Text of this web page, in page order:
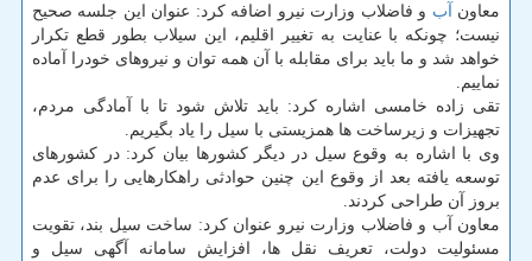
معاون آب و فاضلاب وزارت نیرو اضافه كرد: عنوان این جلسه صحیح
نیست؛ چونكه با عنایت به تغییر اقلیم، این سیلاب بطور قطع تكرار
خواهد شد و ما باید برای مقابله با آن همه توان و نیروهای خودرا آماده
نماییم.
تقی زاده خامسی اشاره كرد: باید تلاش شود تا با آمادگی مردم،
تجهیزات و زیرساخت ها همزیستی با سیل را یاد بگیریم.
وی با اشاره به وقوع سیل در دیگر كشورها بیان كرد: در كشورهای
توسعه یافته بعد از وقوع این چنین حوادثی راهكارهایی را برای عدم
بروز آن طراحی كردند.
معاون آب و فاضلاب وزارت نیرو عنوان كرد: ساخت سیل بند، تقویت
مسئولیت دولت، تعریف نقل ها، افزایش سامانه آگهی سیل و